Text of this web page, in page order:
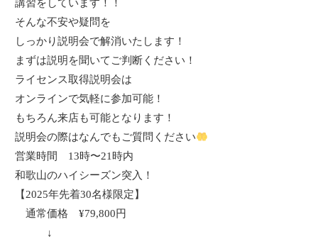
講習をしています！！
そんな不安や疑問を
しっかり説明会で解消いたします！
まずは説明を聞いてご判断ください！
ライセンス取得説明会は
オンラインで気軽に参加可能！
もちろん来店も可能となります！
説明会の際はなんでもご質問ください
営業時間 13時〜21 時内
和歌山のハイシーズン突入！
【 2025年先着30名様限定】
通常価格¥79,800円
↓